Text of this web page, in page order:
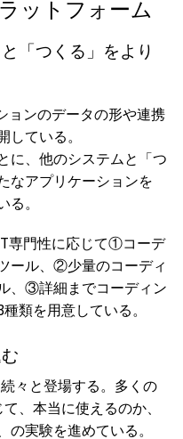
ットフォーム
「つくる」をより
ョンのデータの形や連携
している。
に、他のシステムと「つ
なアプリケーションを
る。
専門性に応じて①コーデ
ール、②少量のコーディ
、③詳細までコーディン
類を用意している。
々と登場する。多くの
、本当に使えるのか、
の実験を進めている。